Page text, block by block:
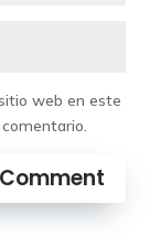
web en este